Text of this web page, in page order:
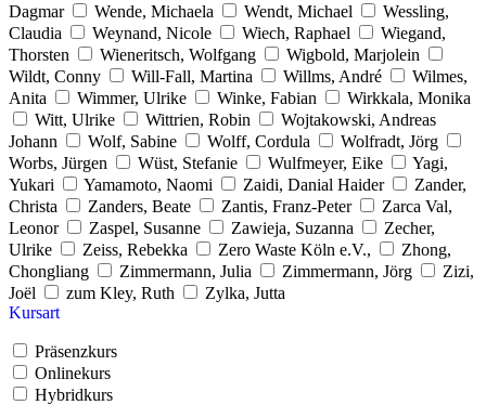
Dagmar
Wende, Michaela Wendt, Michael
Wessling,
Claudia
Weynand, Nicole Wiech, Raphael
Wiegand,
Thorsten
Wieneritsch, Wolfgang
Wigbold, Marjolein
Wildt, Conny
Will-Fall, Martina Willms, André
Wilmes,
Anita
Wimmer, Ulrike Winke, Fabian
Wirkkala, Monika
Witt, Ulrike
Wittrien, Robin
Wojtakowski, Andreas
Johann
Wolf, Sabine Wolff, Cordula
Wolfradt, Jörg
Worbs, Jürgen
Wüst, Stefanie Wulfmeyer, Eike
Yagi,
Yukari
Yamamoto, Naomi Zaidi, Danial Haider
Zander,
Christa
Zanders, Beate Zantis, Franz-Peter
Zarca Val,
Leonor
Zaspel, Susanne Zawieja, Suzanna
Zecher,
Ulrike
Zeiss, Rebekka Zero Waste Köln e.V.,
Zhong,
Chongliang
Zimmermann, Julia Zimmermann, Jörg
Zizi,
Joël
zum Kley, Ruth
Zylka, Jutta
Kursart
Präsenzkurs
Onlinekurs
Hybridkurs